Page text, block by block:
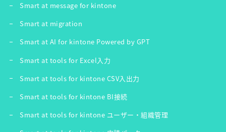
Smart at message for kintone
Smart at migration
Smart at AI for kintone Powered by GPT
Smart at tools for Excel入力
Smart at tools for kintone CSV入出力
Smart at tools for kintone BI接続
Smart at tools for kintone ユーザー・組織管理